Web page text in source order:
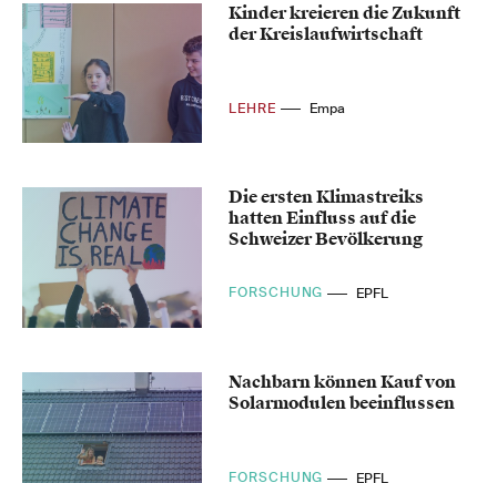
Kinder kreieren die Zukunft
der Kreislaufwirtschaft
LEHRE Empa
Die ersten Klimastreiks
hatten Einfluss auf die
Schweizer Bevölkerung
FORSCHUNG EPFL
Nachbarn können Kauf von
Solarmodulen beeinflussen
FORSCHUNG EPFL